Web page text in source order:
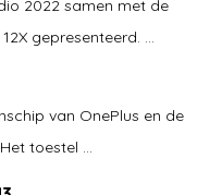
2022 samen met de
gepresenteerd. ...
van OnePlus en de
toestel ...